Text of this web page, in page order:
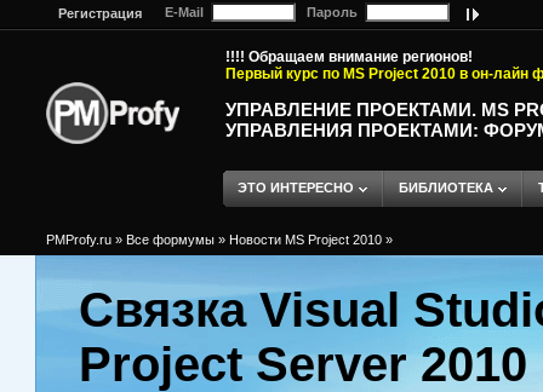
Регистрация E-Mail Пароль
!!!! Обращаем внимание регионов!
Первый курс по MS Project 2010 в он-лайн
УПРАВЛЕНИЕ ПРОЕКТАМИ. MS
УПРАВЛЕНИЯ ПРОЕКТАМИ:
ЭТО ИНТЕРЕСНО БИБЛИОТЕКА
PMProfy.ru » Все формумы » Новости MS Project 2010 »
Связка Visual
Project Server 2010